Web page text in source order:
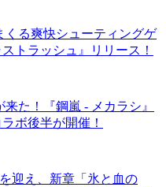
くる爽快シューティングゲ
トラッシュ』リリース！
た！『鋼嵐 - メカラシ』
ボ後半が開催！
迎え、新章「氷と血の